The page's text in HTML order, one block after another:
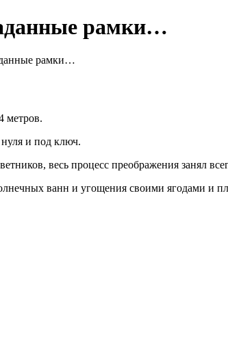
рамки…
рамки…
метров.
и под ключ.
весь процесс преображения занял
ванн и угощения своими ягодами и